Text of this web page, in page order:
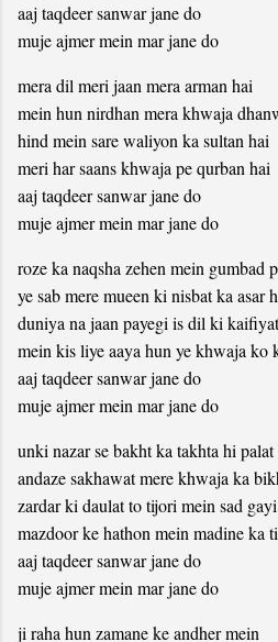
aaj taqdeer sanwar jane do
muje ajmer mein mar jane do
mera dil meri jaan mera arman hai
mein hun nirdhan mera khwaja
hind mein sare waliyon ka sultan hai
meri har saans khwaja pe qurban hai
aaj taqdeer sanwar jane do
muje ajmer mein mar jane do
roze ka naqsha zehen mein gumbad
ye sab mere mueen ki nisbat ka asar
duniya na jaan payegi is dil ki kaifiyat
mein kis liye aaya hun ye khwaja ko
aaj taqdeer sanwar jane do
muje ajmer mein mar jane do
unki nazar se bakht ka takhta hi palat
andaze sakhawat mere khwaja ka
zardar ki daulat to tijori mein sad gayi
mazdoor ke hathon mein madine ka
aaj taqdeer sanwar jane do
muje ajmer mein mar jane do
ji raha hun zamane ke andher mein